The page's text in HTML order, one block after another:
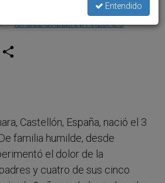
ISABEL ORELLANA VILCHES
w
Castellón, España, nació el 3
familia humilde, desde
el dolor de la
y cuatro de sus cinco
Entendido